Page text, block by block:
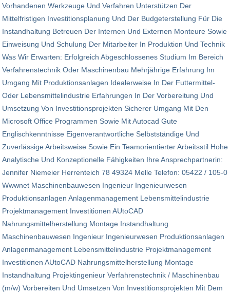
Vorhandenen Werkzeuge Und Verfahren Unterstützen Der
Mittelfristigen Investitionsplanung Und Der Budgeterstellung Für Die
Instandhaltung Betreuen Der Internen Und Externen Monteure Sowie
Einweisung Und Schulung Der Mitarbeiter In Produktion Und Technik
Was Wir Erwarten: Erfolgreich Abgeschlossenes Studium Im Bereich
Verfahrenstechnik Oder Maschinenbau Mehrjährige Erfahrung Im
Umgang Mit Produktionsanlagen Idealerweise In Der Futtermittel-
Oder Lebensmittelindustrie Erfahrungen In Der Vorbereitung Und
Umsetzung Von Investitionsprojekten Sicherer Umgang Mit Den
Microsoft Office Programmen Sowie Mit Autocad Gute
Englischkenntnisse Eigenverantwortliche Selbstständige Und
Zuverlässige Arbeitsweise Sowie Ein Teamorientierter Arbeitsstil Hohe
Analytische Und Konzeptionelle Fähigkeiten Ihre Ansprechpartnerin:
Jennifer Niemeier Herrenteich 78 49324 Melle Telefon: 05422 / 105-0
Wwwnet Maschinenbauwesen Ingenieur Ingenieurwesen
Produktionsanlagen Anlagenmanagement Lebensmittelindustrie
Projektmanagement Investitionen AUtoCAD
Nahrungsmittelherstellung Montage Instandhaltung
Maschinenbauwesen Ingenieur Ingenieurwesen Produktionsanlagen
Anlagenmanagement Lebensmittelindustrie Projektmanagement
Investitionen AUtoCAD Nahrungsmittelherstellung Montage
Instandhaltung Projektingenieur Verfahrenstechnik / Maschinenbau
(m/w) Vorbereiten Und Umsetzen Von Investitionsprojekten Mit Dem